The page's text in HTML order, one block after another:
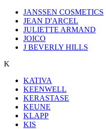
JANSSEN COSMETICS
JEAN D'ARCEL
JULIETTE ARMAND
JOICO
J BEVERLY HILLS
K
KATIVA
KEENWELL
KERASTASE
KEUNE
KLAPP
KIS